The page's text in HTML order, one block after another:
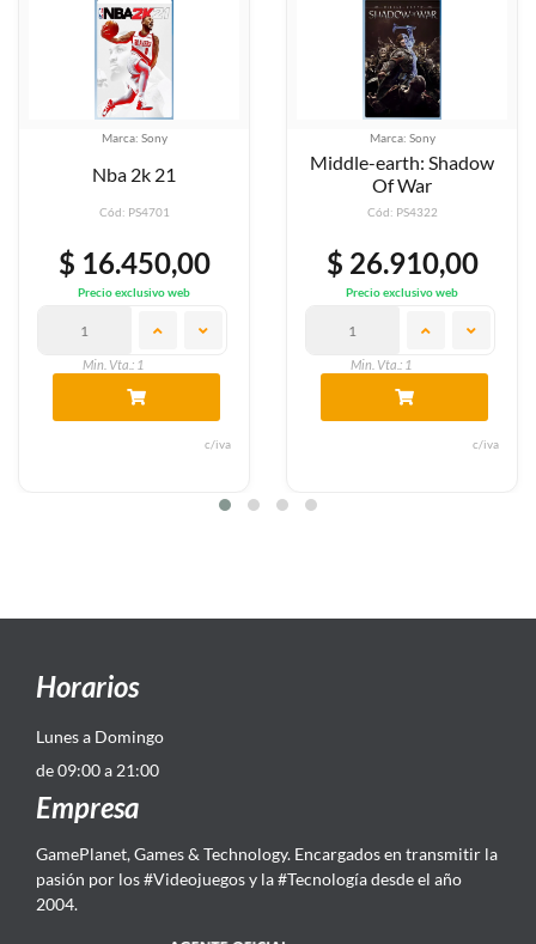
Marca: Sony
Nba 2k 21
Cód: PS4701
$ 16.450,00
Precio exclusivo web
Min. Vta.: 1
c/iva
Marca: Sony
Middle-earth: Shadow
Of War
Cód: PS4322
$ 26.910,00
Precio exclusivo web
Min. Vta.: 1
c/iva
Horarios
Lunes a Domingo
de 09:00 a 21:00
Empresa
GamePlanet, Games & Technology. Encargados en transmitir la
pasión por los #Videojuegos y la #Tecnología desde el año
2004.